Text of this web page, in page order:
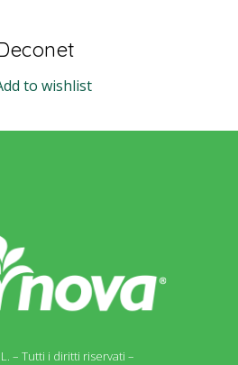
to wishlist
– Tutti i diritti riservati –